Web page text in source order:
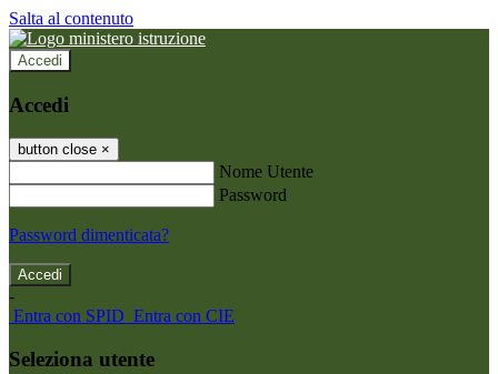
Salta al contenuto
Accedi
Accedi
button close ×
Nome Utente
Password
Password dimenticata?
-
Entra con SPID Entra con CIE
Seleziona utente